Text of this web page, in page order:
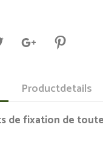
Productdetails
de fixation de